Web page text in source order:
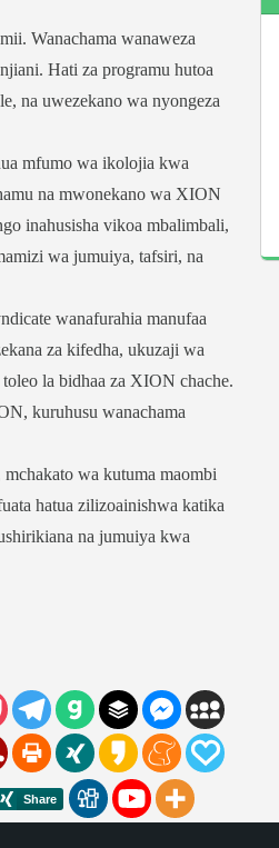
Wanachama wanaweza
Hati za programu hutoa
na uwezekano wa nyongeza
mfumo wa ikolojia kwa
na mwonekano wa XION
inahusisha vikoa mbalimbali,
wa jumuiya, tafsiri, na
wanafurahia manufaa
za kifedha, ukuzaji wa
la bidhaa za XION chache.
kuruhusu wanachama
wa kutuma maombi
hatua zilizoainishwa katika
na jumuiya kwa